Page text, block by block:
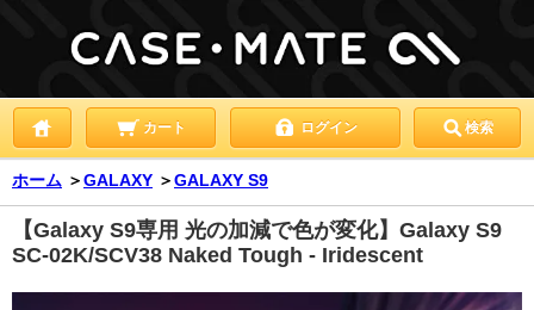
カート ログイン 検索
ホーム ＞GALAXY ＞GALAXY S9
【Galaxy S9専用 光の加減で色が変化】Galaxy S9
SC-02K/SCV38 Naked Tough - Iridescent